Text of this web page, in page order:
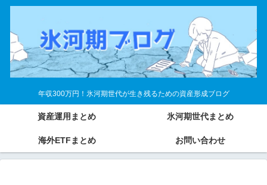
年収300万円！氷河期世代が生き残るための資産形成ブログ
資産運用まとめ 氷河期世代まとめ
海外ETFまとめ お問い合わせ